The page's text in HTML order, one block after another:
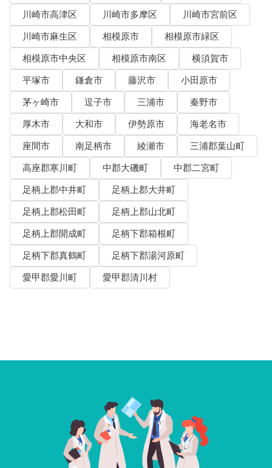
川崎市高津区
川崎市多摩区
川崎市宮前区
川崎市麻生区
相模原市
相模原市緑区
相模原市中央区
相模原市南区
横須賀市
平塚市
鎌倉市 藤沢市
小田原市
茅ヶ崎市
逗子市 三浦市
秦野市
厚木市
大和市 伊勢原市
海老名市
座間市
南足柄市 綾瀬市
三浦郡葉山町
高座郡寒川町
中郡大磯町
中郡二宮町
足柄上郡中井町
足柄上郡大井町
足柄上郡松田町
足柄上郡山北町
足柄上郡開成町
足柄下郡箱根町
足柄下郡真鶴町
足柄下郡湯河原町
愛甲郡愛川町
愛甲郡清川村